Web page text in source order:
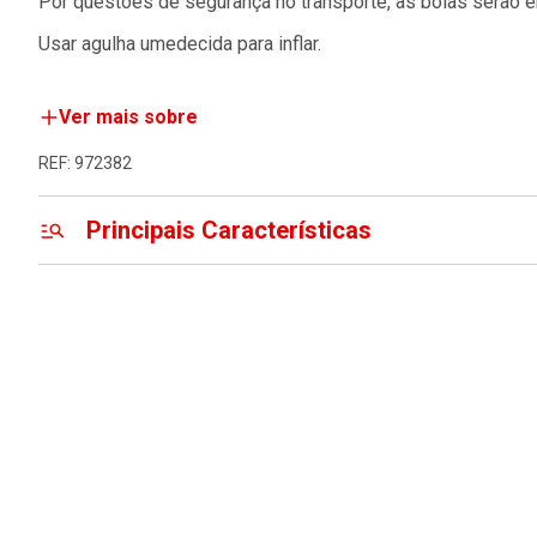
Usar agulha umedecida para inflar.
Ver mais sobre
REF: 972382
Principais Características